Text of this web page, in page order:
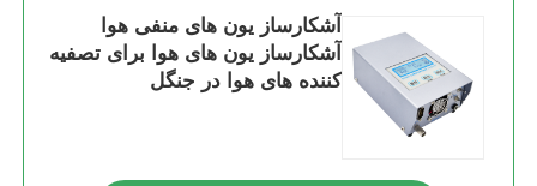
آشکارساز یون های منفی هوا
آشکارساز یون های هوا برای تصفیه
کننده های هوا در جنگل